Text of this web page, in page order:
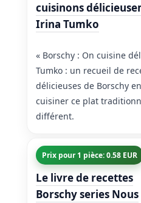
cuisinons
Irina Tumko
« Borschy : On cuisine
Tumko : un recueil de
délicieuses de Borschy
cuisiner ce plat
différent.
Prix pour 1 pièce: 0.58 EUR
Le livre de recettes
Borschy series Nous